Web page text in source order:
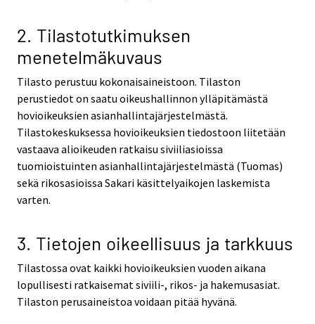
2. Tilastotutkimuksen
menetelmäkuvaus
Tilasto perustuu kokonaisaineistoon. Tilaston
perustiedot on saatu oikeushallinnon ylläpitämästä
hovioikeuksien asianhallintajärjestelmästä.
Tilastokeskuksessa hovioikeuksien tiedostoon liitetään
vastaava alioikeuden ratkaisu siviiliasioissa
tuomioistuinten asianhallintajärjestelmästä (Tuomas)
sekä rikosasioissa Sakari käsittelyaikojen laskemista
varten.
3. Tietojen oikeellisuus ja tarkkuus
Tilastossa ovat kaikki hovioikeuksien vuoden aikana
lopullisesti ratkaisemat siviili-, rikos- ja hakemusasiat.
Tilaston perusaineistoa voidaan pitää hyvänä.